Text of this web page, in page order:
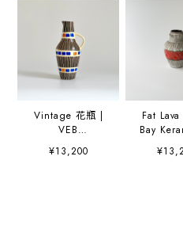
Vintage 花瓶 |
VEB
Haldensleben
4025
¥13,200
Fat
Bay
17